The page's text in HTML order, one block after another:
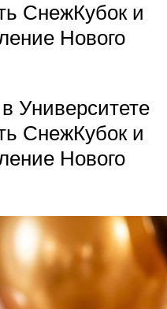
СнежКубок и
Нового
Университете
СнежКубок и
Нового